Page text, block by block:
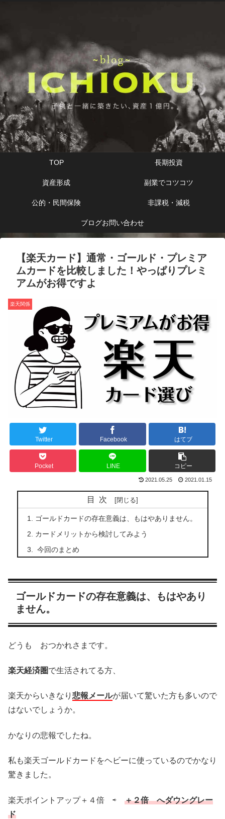
TOP 長期投資
資産形成 副業でコツコツ
公的・民間保険 非課税・減税
ブログお問い合わせ
【楽天カード】通常・ゴールド・プレミア
ムカードを比較しました！やっぱりプレミ
アムがお得ですよ
楽天関係
Twitter Facebook はてブ
Pocket LINE コピー
2021.05.25 2021.01.15
目次
ゴールドカードの存在意義は、もはやありません。
カードメリットから検討してみよう
今回のまとめ
ゴールドカードの存在意義は、もはやあり
ません。
どうも おつかれさまです。
楽天経済圏で生活されてる方、
楽天からいきなり 悲報メールが届いて驚いた方も多いので
はないでしょうか。
かなりの悲報でしたね。
私も楽天ゴールドカードをヘビーに使っているのでかなり
驚きました。
楽天ポイントアップ＋４倍 ⇨ ＋２倍 へダウングレー
ド